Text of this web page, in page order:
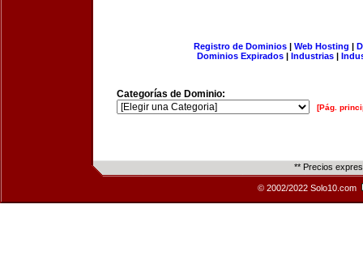
Registro de Dominios| Web Hosting |
Dominios Expirados | Industrias |
Categorías de Dominio:
[Pág.
** Precios
© 2002/2022 Solo10.com